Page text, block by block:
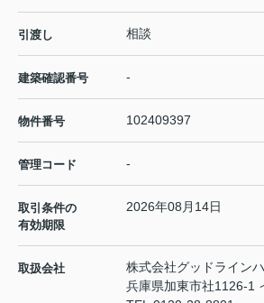
引渡し 相談
建築確認番号 -
物件番号 102409397
管理コード -
取引条件の
有効期限
2026年08月14日
取扱会社
株式会社グッドライン
兵庫県加東市社1126-1